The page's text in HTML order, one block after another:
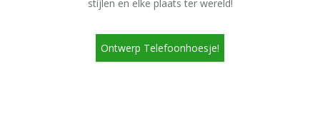
stijlen en elke plaats ter wereld!
Ontwerp Telefoonhoesje!